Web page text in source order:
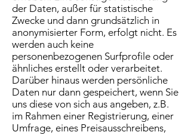
der Daten, außer für statistische
Zwecke und dann grundsätzlich in
anonymisierter Form, erfolgt nicht. Es
werden auch keine
personenbezogenen Surfprofile oder
ähnliches erstellt oder verarbeitet.
Darüber hinaus werden persönliche
Daten nur dann gespeichert, wenn Sie
uns diese von sich aus angeben, z.B.
im Rahmen einer Registrierung, einer
Umfrage, eines Preisausschreibens,